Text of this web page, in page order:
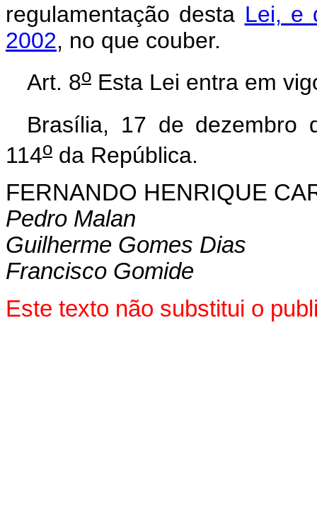
regulamentação desta Lei, e
2002, no que couber.
Art. 8o Esta Lei entra em
Brasília, 17 de dezembro
114o da República.
FERNANDO HENRIQUE
Pedro Malan
Guilherme Gomes Dias
Francisco Gomide
Este texto não substitui o